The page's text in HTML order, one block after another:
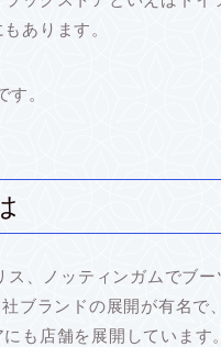
あります。
す。
ス、ノッティンガムでブ
社ブランドの展開が有名
も店舗を展開しています。